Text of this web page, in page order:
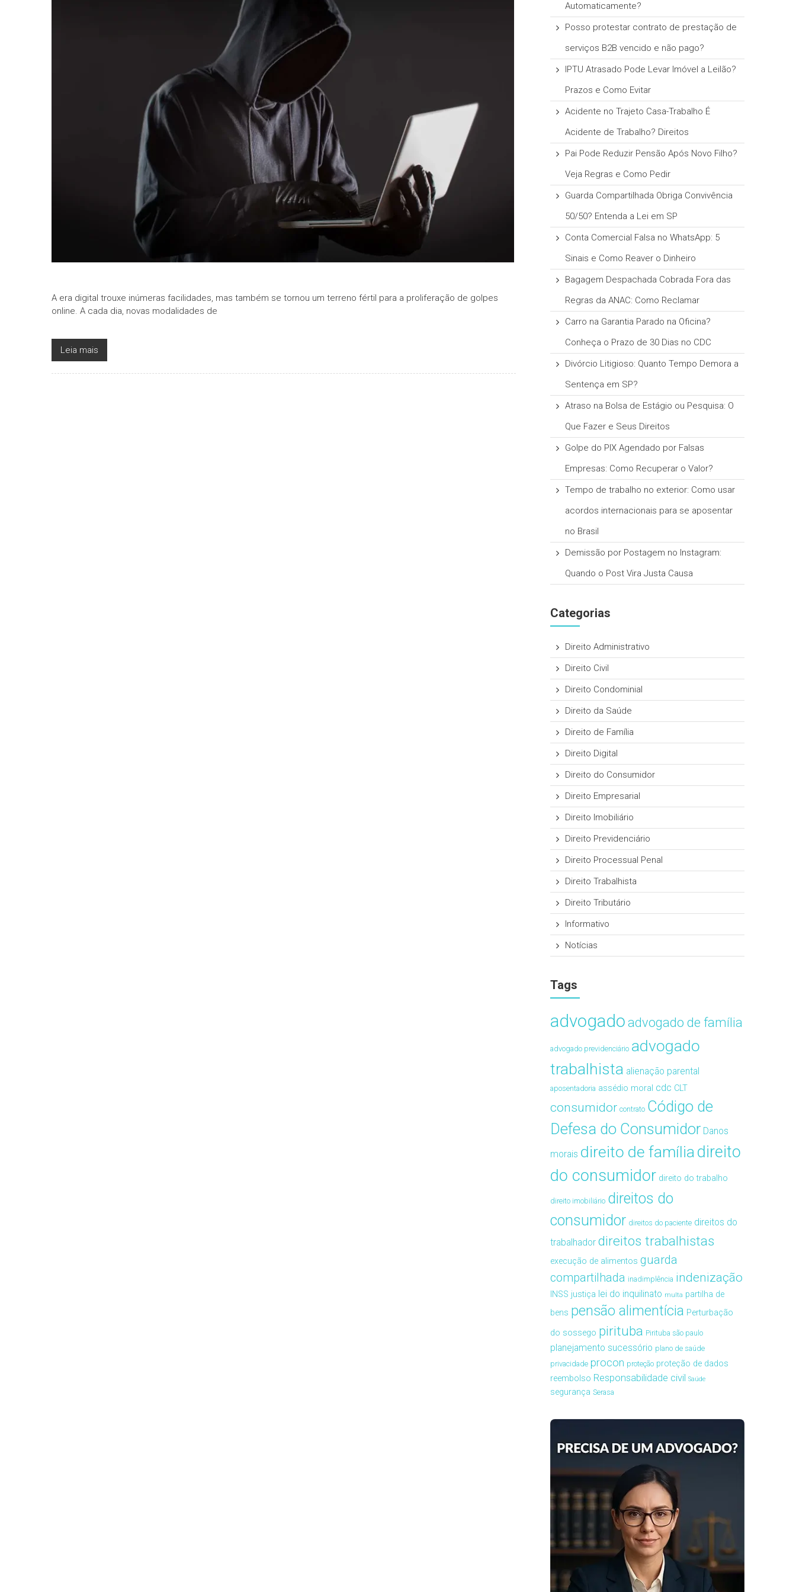
A era digital trouxe inúmeras facilidades, mas também se tornou um terreno fértil para a proliferação de golpes
online. A cada dia, novas modalidades de
Leia mais
Automaticamente?
Posso protestar contrato de prestação de
serviços B2B vencido e não pago?
IPTU Atrasado Pode Levar Imóvel a Leilão?
Prazos e Como Evitar
Acidente no Trajeto Casa-Trabalho É
Acidente de Trabalho? Direitos
Pai Pode Reduzir Pensão Após Novo Filho?
Veja Regras e Como Pedir
Guarda Compartilhada Obriga Convivência
50/50? Entenda a Lei em SP
Conta Comercial Falsa no WhatsApp: 5
Sinais e Como Reaver o Dinheiro
Bagagem Despachada Cobrada Fora das
Regras da ANAC: Como Reclamar
Carro na Garantia Parado na Oficina?
Conheça o Prazo de 30 Dias no CDC
Divórcio Litigioso: Quanto Tempo Demora a
Sentença em SP?
Atraso na Bolsa de Estágio ou Pesquisa: O
Que Fazer e Seus Direitos
Golpe do PIX Agendado por Falsas
Empresas: Como Recuperar o Valor?
Tempo de trabalho no exterior: Como usar
acordos internacionais para se aposentar
no Brasil
Demissão por Postagem no Instagram:
Quando o Post Vira Justa Causa
Categorias
Direito Administrativo
Direito Civil
Direito Condominial
Direito da Saúde
Direito de Família
Direito Digital
Direito do Consumidor
Direito Empresarial
Direito Imobiliário
Direito Previdenciário
Direito Processual Penal
Direito Trabalhista
Direito Tributário
Informativo
Notícias
Tags
advogado advogado de família
advogado previdenciário advogado
trabalhista alienação parental
aposentadoria assédio moral cdc CLT
consumidor contrato Código de
Defesa do Consumidor Danos
morais direito de famíliadireito
do consumidor direito do trabalho
direito imobiliário direitos do
consumidor direitos do paciente direitos do
trabalhador direitos trabalhistas
execução de alimentos guarda
compartilhada inadimplência indenização
INSS justiça lei do inquilinato multa partilha de
bens pensão alimentícia Perturbação
do sossego pirituba Pirituba são paulo
planejamento sucessório plano de saúde
privacidade procon proteção proteção de dados
reembolso Responsabilidade civil Saúde
segurança Serasa